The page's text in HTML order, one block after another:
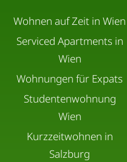
Wohnen auf Zeit in Wien
Serviced Apartments in
Wien
Wohnungen für Expats
Studentenwohnung
Wien
Kurzzeitwohnen in
Salzburg